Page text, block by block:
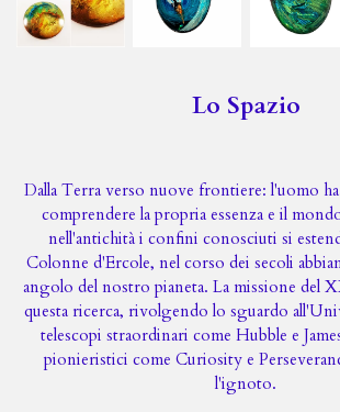
Lo Spazio
Dalla Terra verso nuove frontiere: l'uomo
comprendere la propria essenza e il
nell'antichità i confini conosciuti si
Colonne d'Ercole, nel corso dei secoli
angolo del nostro pianeta. La missione del
questa ricerca, rivolgendo lo sguardo
telescopi straordinari come Hubble e
pionieristici come Curiosity e
l'ignoto.